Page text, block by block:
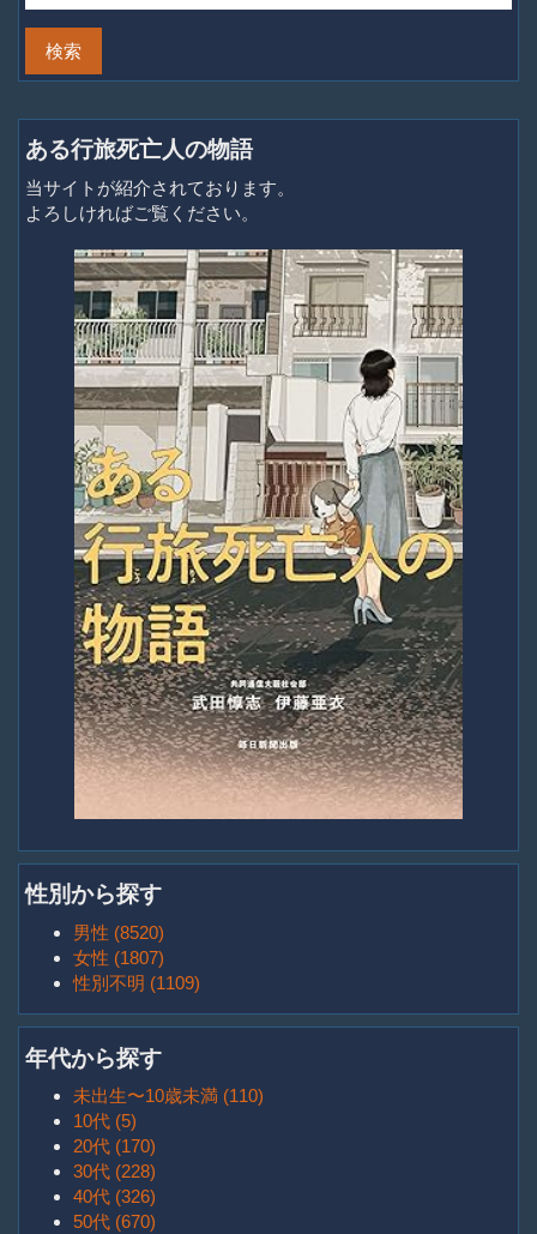
ある行旅死亡人の物語
当サイトが紹介されております。
よろしければご覧ください。
性別から探す
男性 (8520)
女性 (1807)
性別不明 (1109)
年代から探す
未出生〜10歳未満 (110)
10代 (5)
20代 (170)
30代 (228)
40代 (326)
50代 (670)